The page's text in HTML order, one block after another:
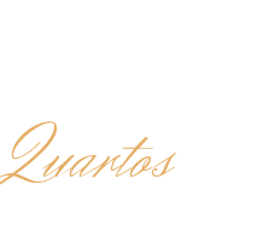
Quartos